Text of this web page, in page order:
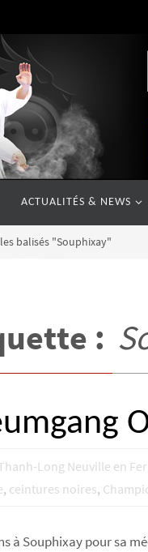
ACTUALITÉS & NEWS
balisés "Souphixay"
:
Long Neuville en
, ceintures noires,
à Souphixay pour sa